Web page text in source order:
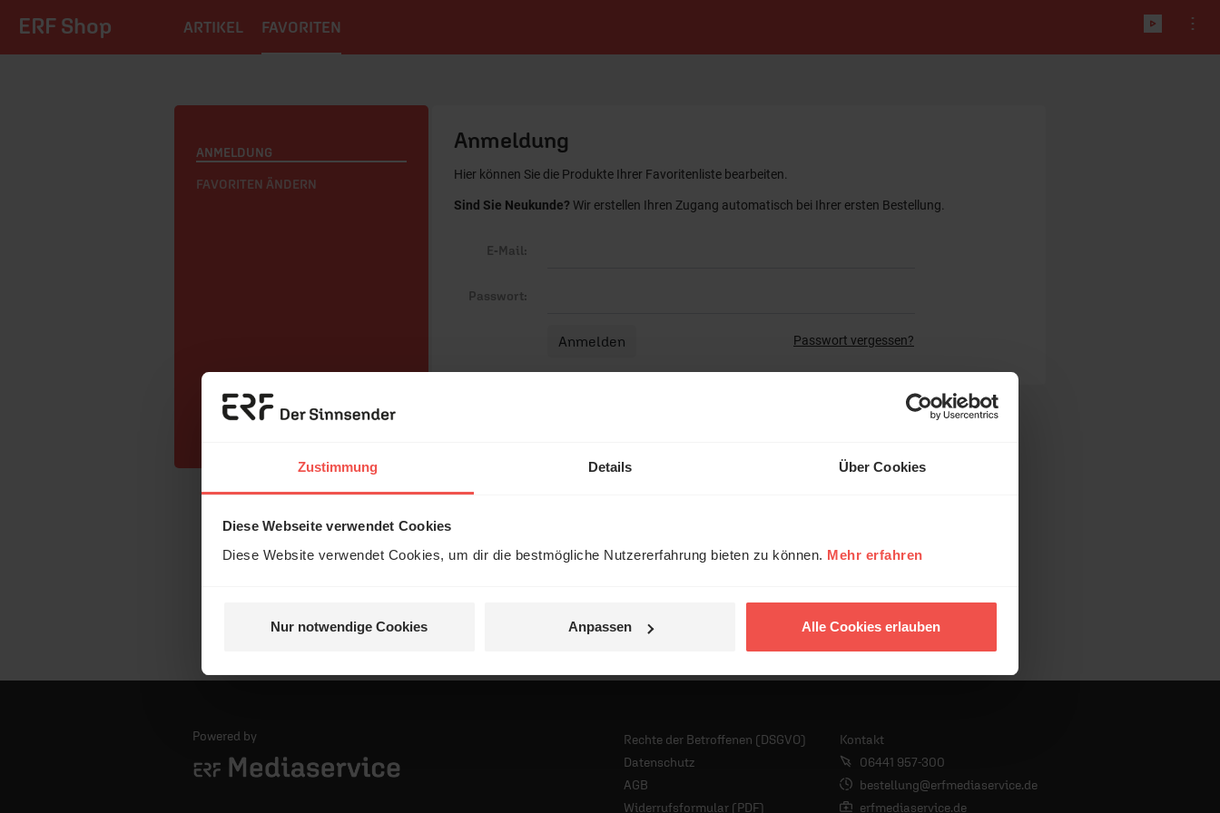
Zustimmung Details Über Cookies
Diese Webseite verwendet Cookies
Diese Website verwendet Cookies, um dir die bestmögliche Nutzererfahrung bieten zu können. Mehr erfahren
Nur notwendige Cookies Anpassen Alle Cookies erlauben
ERF Shop ARTIKEL FAVORITEN
ANMELDUNG
FAVORITEN ÄNDERN
Anmeldung
Hier können Sie die Produkte Ihrer Favoritenliste bearbeiten.
Sind Sie Neukunde? Wir erstellen Ihren Zugang automatisch bei Ihrer ersten Bestellung.
E-Mail:
Passwort:
Passwort vergessen?
Powered by
Rechte der Betroffenen (DSGVO)
Datenschutz
AGB
Widerrufsformular (PDF)
Kontakt
06441 957-300
bestellung@erfmediaservice.de
erfmediaservice.de